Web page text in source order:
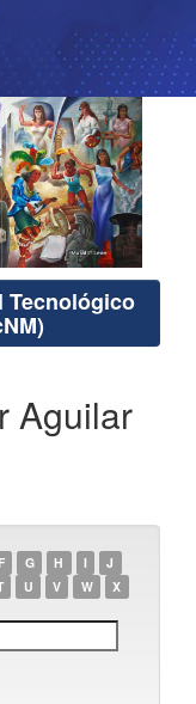
Tecnológico
Aguilar
F G H I
J
U V W
X